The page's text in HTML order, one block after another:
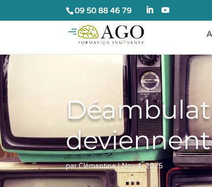
09 50 88 46 79
parClémentine|Nov 4, 2025